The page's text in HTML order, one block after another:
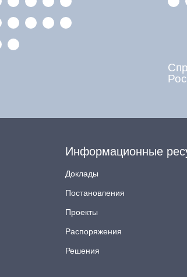
Информационные
Доклады
Постановления
Проекты
Распоряжения
Решения